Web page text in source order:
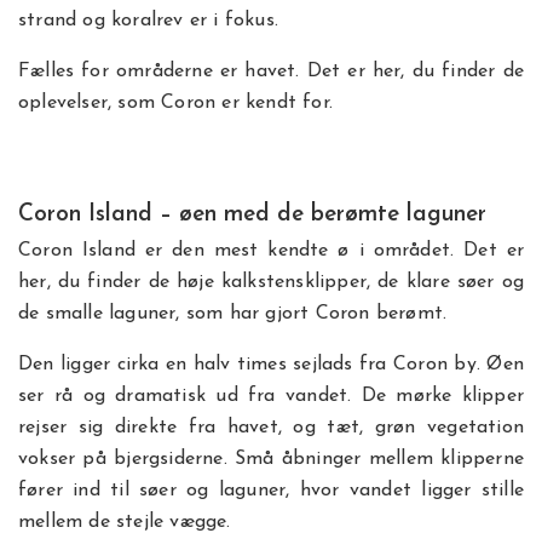
strand og koralrev er i fokus.
Fælles for områderne er havet. Det er her, du finder de
oplevelser, som Coron er kendt for.
Coron Island – øen med de berømte laguner
Coron Island er den mest kendte ø i området. Det er
her, du finder de høje kalkstensklipper, de klare søer og
de smalle laguner, som har gjort Coron berømt.
Den ligger cirka en halv times sejlads fra Coron by. Øen
ser rå og dramatisk ud fra vandet. De mørke klipper
rejser sig direkte fra havet, og tæt, grøn vegetation
vokser på bjergsiderne. Små åbninger mellem klipperne
fører ind til søer og laguner, hvor vandet ligger stille
mellem de stejle vægge.